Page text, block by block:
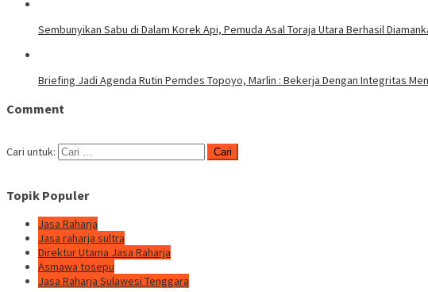
Sembunyikan Sabu di Dalam Korek Api, Pemuda Asal Toraja Utara Berhasil
Briefing Jadi Agenda Rutin Pemdes Topoyo, Marlin : Bekerja Dengan Integritas
Comment
Cari untuk:
Topik Populer
Jasa Raharja
Jasa raharja sultra
Direktur Utama Jasa Raharja
Asmawa tosepu
Jasa Raharja Sulawesi Tenggara